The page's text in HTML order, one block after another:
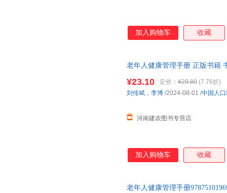
加入购物车 收藏
老年人健康管理手册 正版书籍
¥23.10 定价： ¥29.80 (7.76折)
河南建农图书专营店
刘传斌 ， 李博 /2024-08-01 /中国人
加入购物车 收藏
老年人健康管理手册